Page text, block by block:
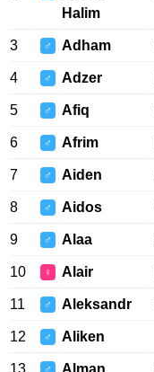
Halim
3 ♂ Adham
4 ♂ Adzer
5 ♂ Afiq
6 ♂ Afrim
7 ♂ Aiden
8 ♂ Aidos
9 ♂ Alaa
10 ♀ Alair
11 ♂ Aleksandr
12 ♂ Aliken
13 ♂ Alman